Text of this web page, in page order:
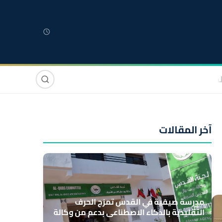
صوت وصورة
آخر المقالات
مدرسة صيفية في القدس تمزج الحرف
التقليدية بالذكاء الاصطناعي بدعم من وكالة